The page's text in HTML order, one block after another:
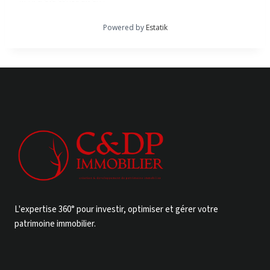
Powered by Estatik
L'expertise 360° pour investir, optimiser et gérer votre
patrimoine immobilier.